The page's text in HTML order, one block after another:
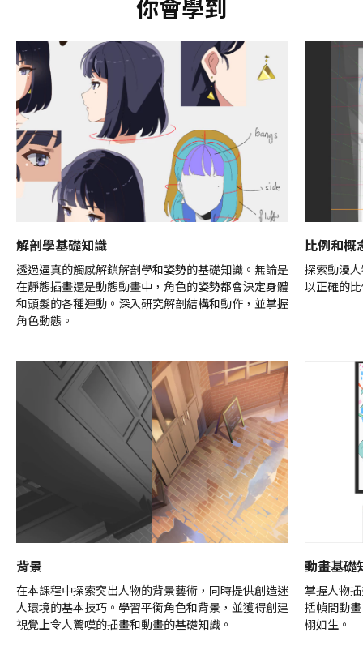
你會學到
解剖學基礎知識
透過逼真的觸感解鎖解剖學和姿勢的基礎知識。無論是
在靜態插畫還是動態動畫中，角色的姿勢都會決定身體
和頭髮的各種運動。深入研究解剖結構和動作，並掌握
角色動態。
比例和概
探索動漫
以正確的
背景
在本課程中探索突出人物的背景藝術，同時提供創造迷
人環境的基本技巧。學習平衡角色和背景，並獲得創建
視覺上令人驚嘆的插畫和動畫的基礎知識。
動畫基礎
掌握人物
括幀間動
栩如生。